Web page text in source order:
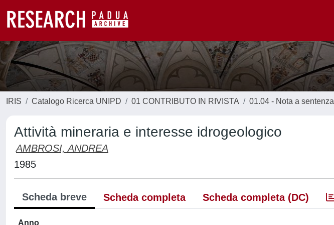
IRIS Catalogo Ricerca UNIPD 01 CONTRIBUTO IN RIVISTA 01.04 - Nota a sentenza
Attività mineraria e interesse idrogeologico
AMBROSI, ANDREA
1985
Scheda breve Scheda completa Scheda completa (DC)
Anno